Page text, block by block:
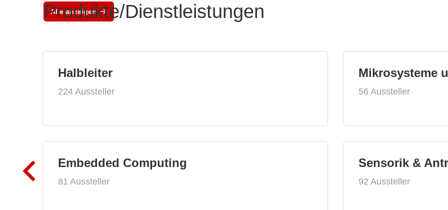
Alle anzeigen
Produkte/Dienstleistungen
Halbleiter
224 Aussteller
Embedded Computing
81 Aussteller
Mikrosysteme
56 Aussteller
Sensorik &
92 Aussteller